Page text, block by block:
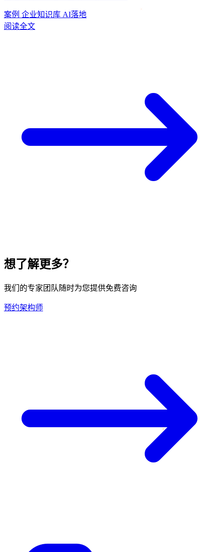
案例 企业知识库 AI落地
阅读全文
想了解更多？
我们的专家团队随时为您提供免费咨询
预约架构师